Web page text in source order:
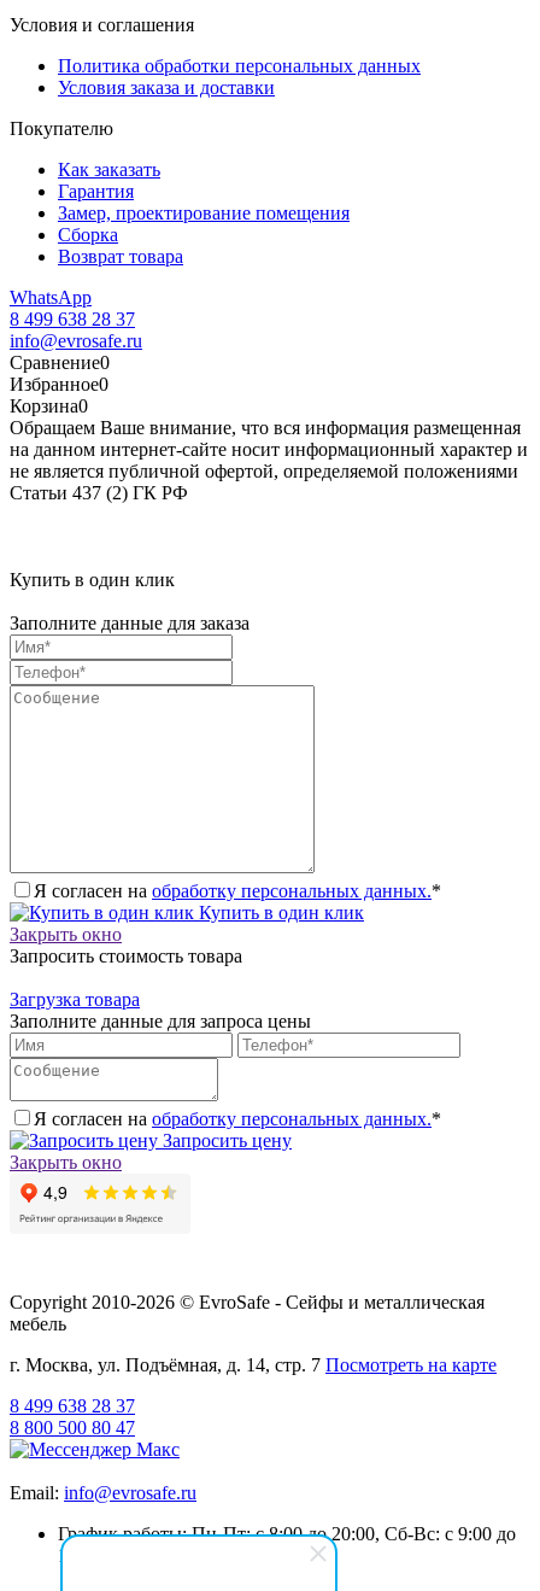
Условия и соглашения
Политика обработки персональных данных
Условия заказа и доставки
Покупателю
Как заказать
Гарантия
Замер, проектирование помещения
Сборка
Возврат товара
WhatsApp
8 499 638 28 37
info@evrosafe.ru
Сравнение0
Избранное0
Корзина0
Обращаем Ваше внимание, что вся информация размещенная
на данном интернет-сайте носит информационный характер и
не является публичной офертой, определяемой положениями
Статьи 437 (2) ГК РФ
Купить в один клик
Заполните данные для заказа
Я согласен на обработку персональных данных.*
Купить в один клик
Закрыть окно
Запросить стоимость товара
Загрузка товара
Заполните данные для запроса цены
Я согласен на обработку персональных данных.*
Запросить цену
Закрыть окно
Copyright 2010-2026 © EvroSafe - Сейфы и металлическая
мебель
г. Москва, ул. Подъёмная, д. 14, стр. 7 Посмотреть на карте
8 499 638 28 37
8 800 500 80 47
Email: info@evrosafe.ru
График работы: Пн-Пт: с 8:00 до 20:00, Сб-Вс: с 9:00 до
19:00